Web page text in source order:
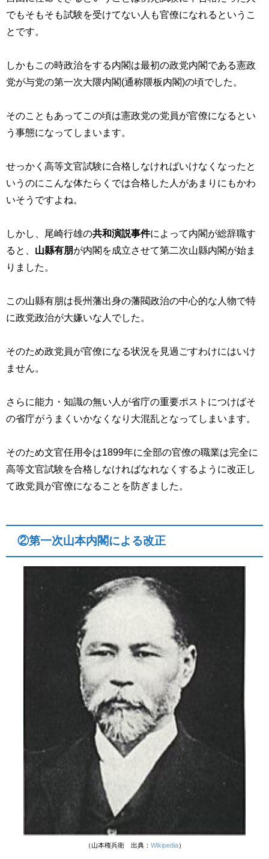
でもそもそも試験を受けてない人も官僚になれるというこ
とです。
しかもこの時政治をする内閣は最初の政党内閣である憲政
党が与党の第一次大隈内閣(通称隈板内閣)の頃でした。
そのこともあってこの頃は憲政党の党員が官僚になるとい
う事態になってしまいます。
せっかく高等文官試験に合格しなければいけなくなったと
いうのにこんな体たらくでは合格した人があまりにもかわ
いそうですよね。
しかし、尾崎行雄の共和演説事件によって内閣が総辞職す
ると、 山縣有朋が内閣を成立させて第二次山縣内閣が始ま
りました。
この山縣有朋は長州藩出身の藩閥政治の中心的な人物で特
に政党政治が大嫌いな人でした。
そのため政党員が官僚になる状況を見過ごすわけにはいけ
ません。
さらに能力・知識の無い人が省庁の重要ポストにつけばそ
の省庁がうまくいかなくなり大混乱となってしまいます。
そのため文官任用令は1899年に全部の官僚の職業は完全に
高等文官試験を合格しなければなれなくするように改正し
て政党員が官僚になることを防ぎました。
②第一次山本内閣による改正
（山本権兵衛 出典： Wikipedia）